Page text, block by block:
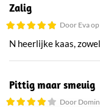
Zalig
Door Eva
N heerlijke kaas,
Pittig maar smeuig
Door